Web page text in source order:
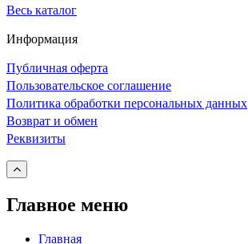
Весь каталог
Информация
Публичная оферта
Пользовательское соглашение
Политика обработки персональных данных
Возврат и обмен
Реквизиты
Главное меню
Главная